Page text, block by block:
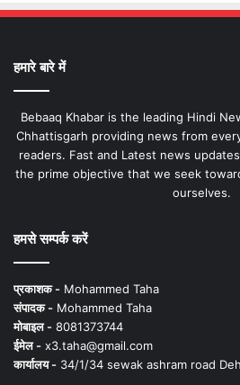
हमारे बारे में
Bebaaq Khabar is the leading Hindi
Chhattisgarh providing news from
readers. Fast and Latest news
the prime objective that we seek
ourselves.
हमसे सम्पर्क करें
प्रकाशक - Mohammed Taha
संपादक - Mohammed Taha
मोबाइल - 8081373744
ईमेल - x3.taha@gmail.com
कार्यालय - 34/1/34 sewak ashram road